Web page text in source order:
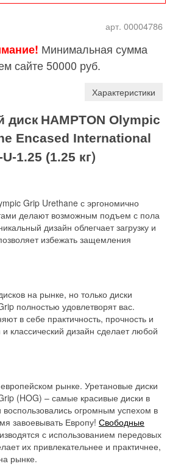
арт. 00004786
Минимальная сумма
сайте 50000 руб.
Характеристики
диск HAMPTON Olympic
Encased International
U-1.25 (1.25 кг)
Grip Urethane с эргономично
делают возможным подъем с пола
дизайн облегчает загрузку и
избежать защемления
на рынке, но только диски
полностью удовлетворят вас.
в себе практичность, прочность и
классический дизайн сделает любой
рынке. Уретановые диски
(HOG) – самые красивые диски в
огромным успехом в
завоевывать Европу! Свободные
с использованием передовых
их привлекательнее и практичнее,
рынке.